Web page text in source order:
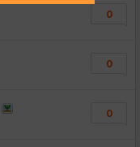
0
0
0